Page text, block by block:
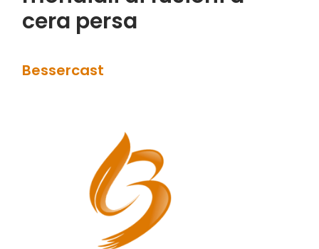
cera persa
Bessercast